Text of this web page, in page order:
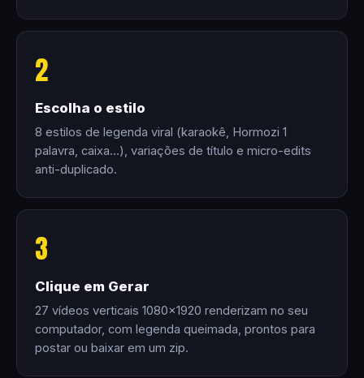
2
Escolha o estilo
8 estilos de legenda viral (karaokê, Hormozi 1
palavra, caixa…), variações de título e micro-edits
anti-duplicado.
3
Clique em Gerar
27 vídeos verticais 1080×1920 renderizam no seu
computador, com legenda queimada, prontos para
postar ou baixar em um zip.